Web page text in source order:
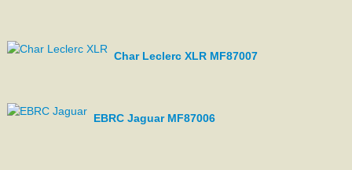
Char Leclerc XLR MF87007
EBRC Jaguar MF87006